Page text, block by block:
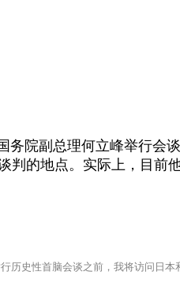
务院副总理何立峰举行会
的地点。实际上，目前
历史性首脑会谈之前，我将访问日本